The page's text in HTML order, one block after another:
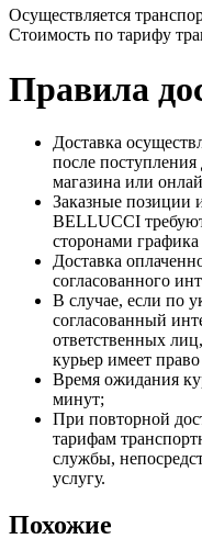
Осуществляется
Стоимость по тарифу
Правила
Доставка
после
магазина или
Заказные позиции
BELLUCCI
сторонами графика
Доставка
согласованного
В случае, если по
согласованный
ответственных
курьер имеет
Время ожидания
минут;
При повторной
тарифам
службы,
услугу.
Похожие